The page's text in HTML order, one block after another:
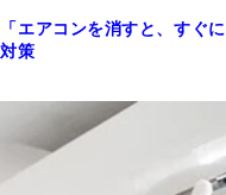
エアコンを消すと、すぐに
策